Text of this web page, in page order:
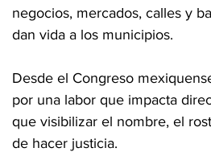
negocios, mercados, calles y
dan vida a los municipios.
Desde el Congreso
por una labor que impacta
que visibilizar el nombre, el
de hacer justicia.